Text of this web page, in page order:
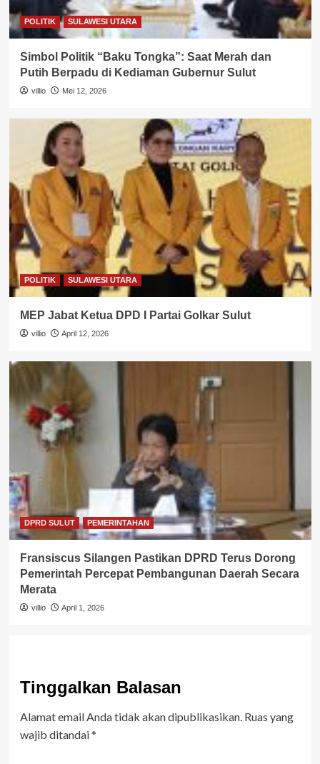
POLITIK SULAWESI UTARA
Simbol Politik “Baku Tongka”: Saat Merah dan
Putih Berpadu di Kediaman Gubernur Sulut
villio Mei 12, 2026
POLITIK SULAWESI UTARA
MEP Jabat Ketua DPD I Partai Golkar Sulut
villio April 12, 2026
DPRD SULUT PEMERINTAHAN
Fransiscus Silangen Pastikan DPRD Terus Dorong
Pemerintah Percepat Pembangunan Daerah Secara
Merata
villio April 1, 2026
Tinggalkan Balasan
Alamat email Anda tidak akan dipublikasikan. Ruas yang
wajib ditandai*